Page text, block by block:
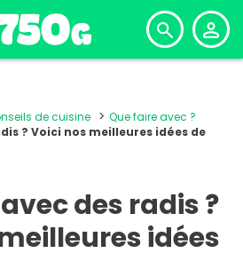
de cuisine
Que faire avec ?
? Voici nos meilleures idées de
des radis ?
idées